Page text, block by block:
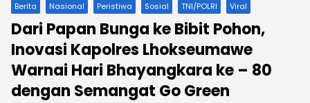
Berita Nasional Peristiwa Sosial TNI/POLRI Viral
Dari Papan Bunga ke Bibit Pohon,
Inovasi Kapolres Lhokseumawe
Warnai Hari Bhayangkara ke – 80
dengan Semangat Go Green